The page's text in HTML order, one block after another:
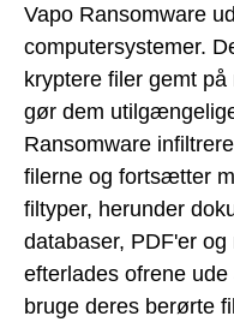
Vapo Ransomware
computersystemer.
kryptere filer gemt
gør dem
Ransomware
filerne og fortsætter
filtyper, herunder
databaser, PDF'er
efterlades ofrene
bruge deres berørte